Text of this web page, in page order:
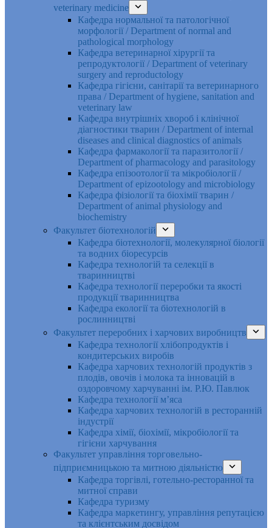
veterinary medicine
Кафедра нормальної та патологічної
морфології / Department of normal and
pathological morphology
Кафедра ветеринарної хірургії та
репродуктології / Department of veterinary
surgery and reproductology
Кафедра гігієни, санітарії та ветеринарного
права / Department of hygiene, sanitation and
veterinary law
Кафедра внутрішніх хвороб і клінічної
діагностики тварин / Department of internal
diseases and clinical diagnostics of animals
Кафедра фармакології та паразитології /
Department of pharmacology and parasitology
Кафедра епізоотології та мікробіології /
Department of epizootology and microbiology
Кафедра фізіології та біохімії тварин /
Department of animal physiology and
biochemistry
Факультет біотехнологій
Кафедра біотехнології, молекулярної біології
та водних біоресурсів
Кафедра технологій та селекції в
тваринництві
Кафедра технології переробки та якості
продукції тваринництва
Кафедра екології та біотехнологій в
рослинництві
Факультет переробних і харчових виробництв
Кафедра технології хлібопродуктів і
кондитерських виробів
Кафедра харчових технологій продуктів з
плодів, овочів і молока та інновацій в
оздоровчому харчуванні ім. Р.Ю. Павлюк
Кафедра технології м’яса
Кафедра харчових технологій в ресторанній
індустрії
Кафедра хімії, біохімії, мікробіології та
гігієни харчування
Факультет управління торговельно-
підприємницькою та митною діяльністю
Кафедра торгівлі, готельно-ресторанної та
митної справи
Кафедра туризму
Кафедра маркетингу, управління репутацією
та клієнтським досвідом